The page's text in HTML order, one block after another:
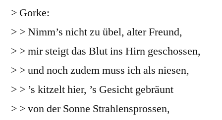
> Gorke:
> > Nimm’s nicht zu übel, alter Freund,
> > mir steigt das Blut ins Hirn geschossen,
> > und noch zudem muss ich als niesen,
> > ’s kitzelt hier, ’s Gesicht gebräunt
> > von der Sonne Strahlensprossen,